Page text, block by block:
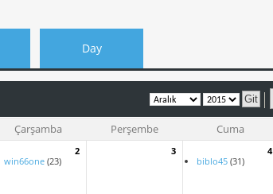
Day
Çarşamba Perşembe Cuma
2
win66one(23)
3
4
biblo45(31)